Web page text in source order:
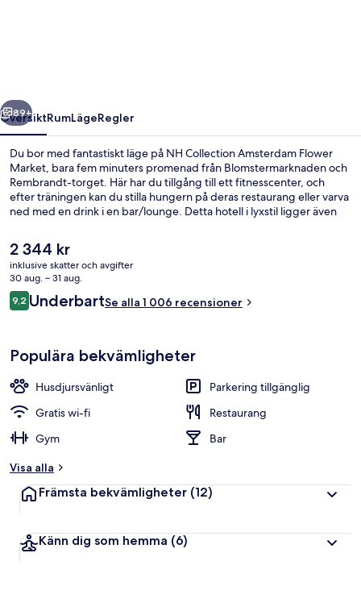
Nästa
89+
ÖversiktRumLägeRegler
Du bor med fantastiskt läge på NH Collection Amsterdam Flower
Market, bara fem minuters promenad från Blomstermarknaden och
Rembrandt-torget. Här har du tillgång till ett fitnesscenter, och
efter träningen kan du stilla hungern på deras restaurang eller varva
ned med en drink i en bar/lounge. Detta hotell i lyxstil ligger även
resenärer uppskattar den hjälpsamma personalen och läget.
Kollektivtrafik finns i närheten. Det är bara några steg till Muntplein
spårvagnshållplats och till Koningsplein hållplats tar det 4 minuter
att gå.
Det
nuvarande
priset
är
2 344 kr
2 344 kr
inklusive skatter och avgifter
30 aug. – 31 aug.
Recensioner
9,29,2 av 10,
UnderbartSe alla 1 006 recensioner
Populära bekvämligheter
Husdjursvänligt
Parkering tillgänglig
Gratis wi-fi
Restaurang
Gym
Bar
Visa alla
Främsta bekvämligheter (12)
Känn dig som hemma (6)